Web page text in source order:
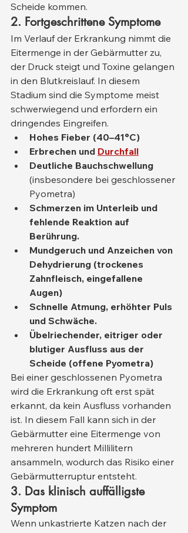
Scheide kommen.
2. Fortgeschrittene Symptome
Im Verlauf der Erkrankung nimmt die
Eitermenge in der Gebärmutter zu,
der Druck steigt und Toxine gelangen
in den Blutkreislauf. In diesem
Stadium sind die Symptome meist
schwerwiegend und erfordern ein
dringendes Eingreifen.
Hohes Fieber (40–41°C)
Erbrechen und Durchfall
Deutliche Bauchschwellung
(insbesondere bei geschlossener
Pyometra)
Schmerzen im Unterleib und
fehlende Reaktion auf
Berührung.
Mundgeruch und Anzeichen von
Dehydrierung (trockenes
Zahnfleisch, eingefallene
Augen)
Schnelle Atmung, erhöhter Puls
und Schwäche.
Übelriechender, eitriger oder
blutiger Ausfluss aus der
Scheide (offene Pyometra)
Bei einer geschlossenen Pyometra
wird die Erkrankung oft erst spät
erkannt, da kein Ausfluss vorhanden
ist. In diesem Fall kann sich in der
Gebärmutter eine Eitermenge von
mehreren hundert Millilitern
ansammeln, wodurch das Risiko einer
Gebärmutterruptur entsteht.
3. Das klinisch auffälligste
Symptom
Wenn unkastrierte Katzen nach der